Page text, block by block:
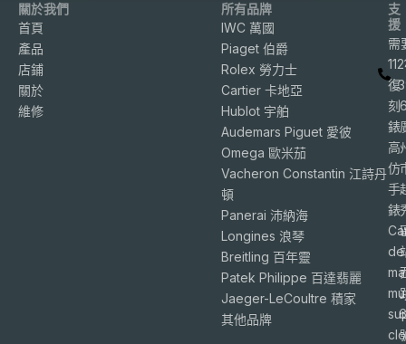
關於我們
首頁
產品
店鋪
關於
維修
所有品牌
IWC 萬國
Piaget 伯爵
Rolex 勞力士
Cartier 卡地亞
Hublot 宇舶
Audemars Piguet 愛彼
Omega 歐米茄
Vacheron Constantin 江詩丹
頓
Panerai 沛納海
Longines 浪琴
Breitling 百年靈
Patek Philippe 百達翡麗
Jaeger-LeCoultre 積家
其他品牌
支
援
需
復
刻
錶
高
仿
手
錶
de